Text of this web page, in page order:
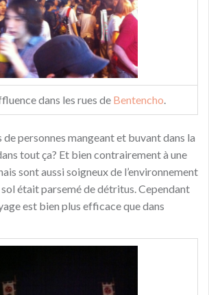
dans les rues deBentencho.
de personnes mangeant et buvant dans la
tout ça? Et bien contrairement à une
sont aussi soigneux de l’environnement
sol était parsemé de détritus. Cependant
est bien plus efficace que dans